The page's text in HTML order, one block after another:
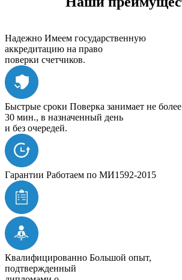
Надежно Имеем государственную
аккредитацию на право
поверки счетчиков.
Быстрые сроки Поверка занимает не более
30 мин., в назначенный день
и без очередей.
Гарантии Работаем по МИ1592-2015
Квалифицированно Большой опыт,
подтвержденный